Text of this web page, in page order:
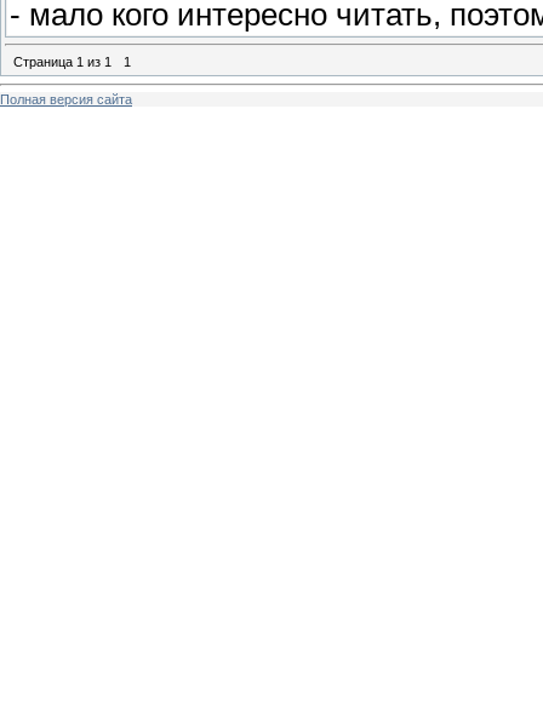
- мало кого интересно читать,
Страница 1 из 1 1
Полная версия сайта